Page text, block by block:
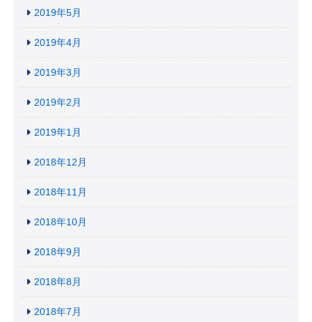
2019年5月
2019年4月
2019年3月
2019年2月
2019年1月
2018年12月
2018年11月
2018年10月
2018年9月
2018年8月
2018年7月